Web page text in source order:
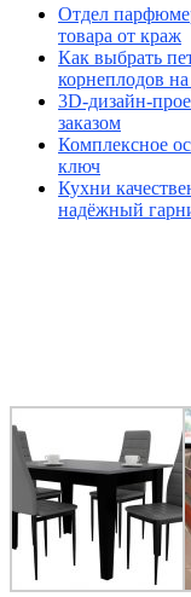
Отдел
товара от краж
Как выбрать
корнеплодов
3D-дизайн-
заказом
Комплексное
ключ
Кухни
надёжный